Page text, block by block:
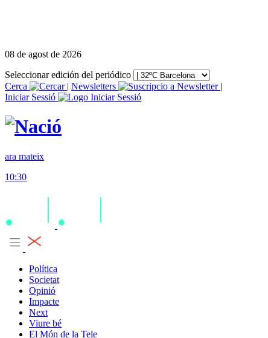
08 de agost de 2026
Seleccionar edición del periódico
Cerca
| Newsletters
|
Iniciar Sessió
ara mateix
10:30
Política
Societat
Opinió
Impacte
Next
Viure bé
El Món de la Tele